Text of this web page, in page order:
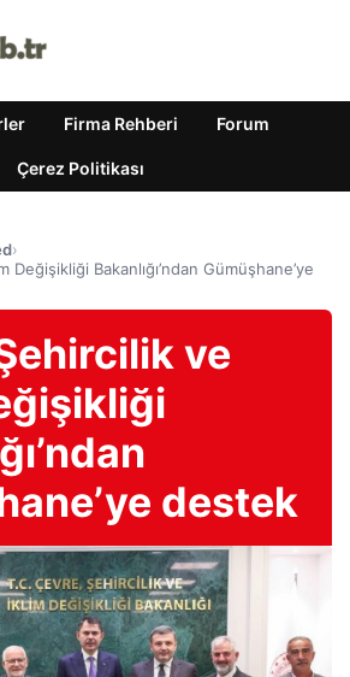
Firma Rehberi Forum
Çerez Politikası
›
Bakanlığı’ndan Gümüşhane’ye
ve
destek